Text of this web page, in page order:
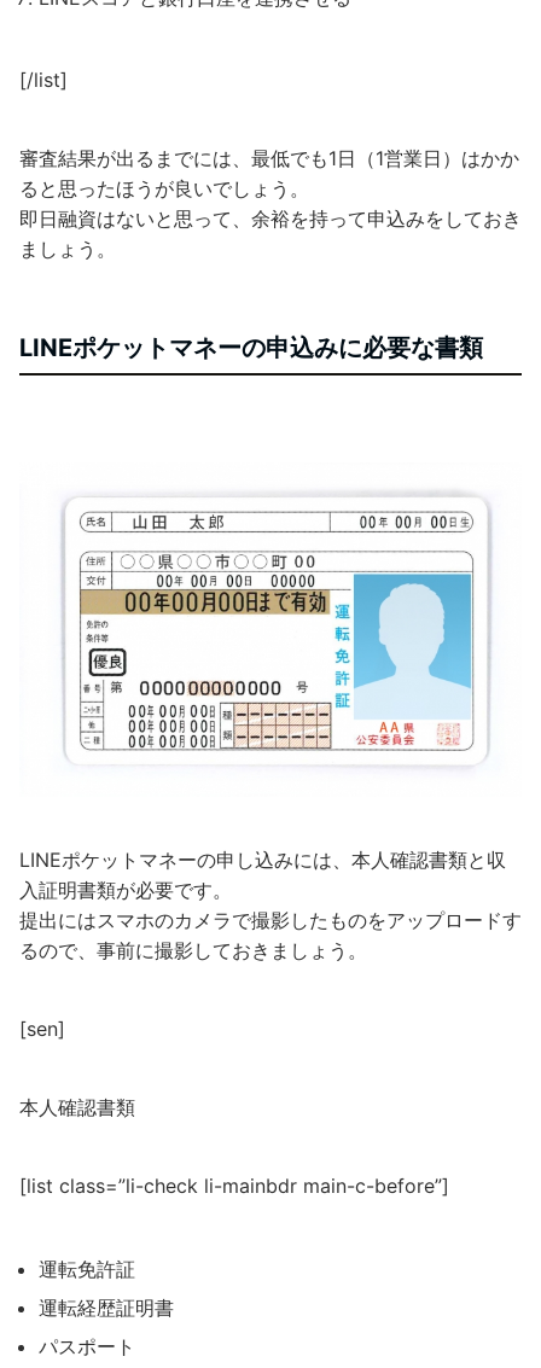
[/list]
審査結果が出るまでには、最低でも1日（1営業日）はかか
ると思ったほうが良いでしょう。
即日融資はないと思って、余裕を持って申込みをしておき
ましょう。
LINEポケットマネーの申込みに必要な書類
LINEポケットマネーの申し込みには、本人確認書類と収
入証明書類が必要です。
提出にはスマホのカメラで撮影したものをアップロードす
るので、事前に撮影しておきましょう。
[sen]
本人確認書類
[list class=”li-check li-mainbdr main-c-before”]
運転免許証
運転経歴証明書
パスポート